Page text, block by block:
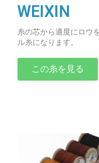
WEIXIN
糸の芯から適度にロウ
ル糸になります。
この糸を見る